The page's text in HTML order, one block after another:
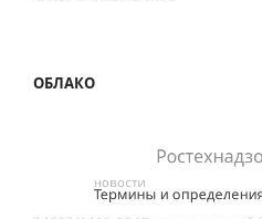
ОБЛАКО